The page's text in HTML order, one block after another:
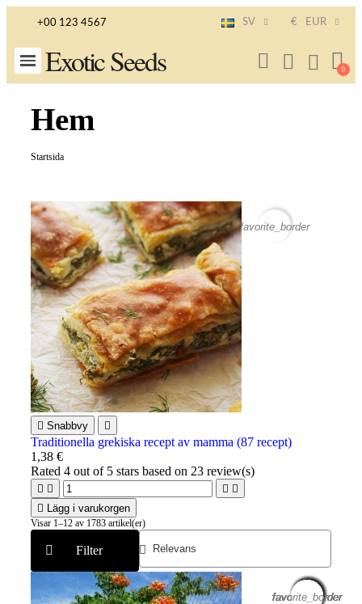
+00 123 4567 SV € EUR
Exotic Seeds
Hem
Startsida
favorite_border
 Snabbvy 
Traditionella grekiska recept av mamma (87 recept)
1,38 €
Rated4 out of 5 stars based on 23 review(s)
   
 Lägg i varukorgen
Filter
Visar 1–12 av 1783 artikel(er)
favorite_border
favorite_border
favorite_border
favorite_border
favorite_border
favorite_border
favorite_border
favorite_border
favorite_border
favorite_border
favorite_border
favorite_border